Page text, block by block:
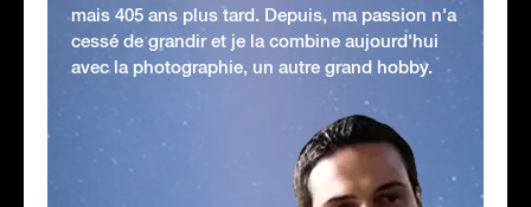
mais 405 ans plus tard. Depuis, ma passion n'a
cessé de grandir et je la combine aujourd'hui
avec la photographie, un autre grand hobby.